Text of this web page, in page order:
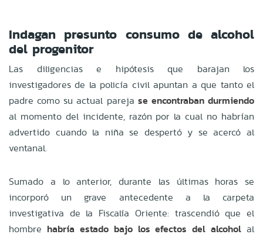
Indagan presunto consumo de alcohol
del progenitor
Las diligencias e hipótesis que barajan los
investigadores de la policía civil apuntan a que tanto el
padre como su actual pareja se encontraban durmiendo
al momento del incidente, razón por la cual no habrían
advertido cuando la niña se despertó y se acercó al
ventanal.
Sumado a lo anterior, durante las últimas horas se
incorporó un grave antecedente a la carpeta
investigativa de la Fiscalía Oriente: trascendió que el
hombre habría estado bajo los efectos del alcohol al